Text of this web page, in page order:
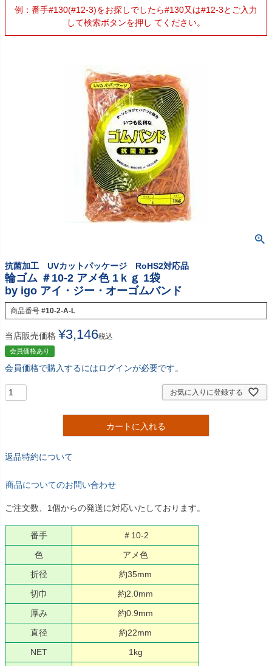
例：番手#130(#12-3)をお探しでしたら#130又は#12-3とご入力
して検索ボタンを押し てください。
抗菌加工 UVカットパッケージ RoHS2対応品
輪ゴム ＃10-2 アメ色 1ｋｇ 1袋
by igo アイ・ジー・オーゴムバンド
商品番号 #10-2-A-L
当店販売価格 ¥3,146税込
会員価格あり
会員価格で購入するにはログインが必要です。
お気に入りに登録する
カートに入れる
返品特約について
商品についてのお問い合わせ
ご注文数、1個からの発送に対応いたしております。
番手
＃10-2
色
アメ色
折径
約35mm
切巾
約2.0mm
厚み
約0.9mm
直径
約22mm
NET
1kg